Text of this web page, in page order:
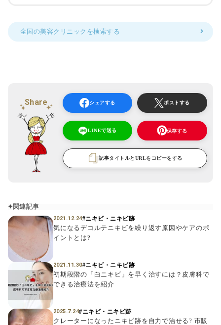
全国の美容クリニックを検索する
Share シェアする ポストする
LINEで送る 保存する
記事タイトルとURLをコピーをする
関連記事
2025.7.24#ニキビ・ニキビ跡
クレーターになったニキビ跡を自力で治せる? 市販
2021.11.30#ニキビ・ニキビ跡
初期段階の「白ニキビ」を早く治すには？皮膚科で
できる治療法を紹介
2021.12.24#ニキビ・ニキビ跡
気になるデコルテニキビを繰り返す原因やケアのポ
イントとは?